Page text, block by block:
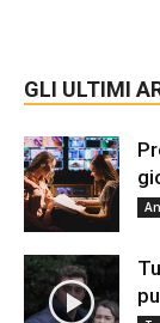
GLI ULTIMI